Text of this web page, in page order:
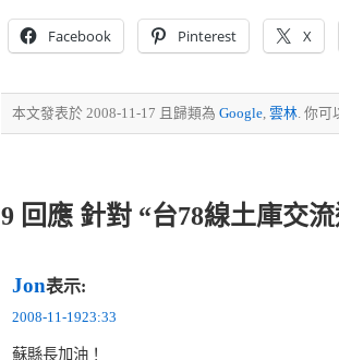
Facebook Pinterest X
本文發表於 2008-11-17 且歸類為 Google, 雲林. 你可
9 回應 針對 “台78線土庫交
Jon表示:
2008-11-1923:33
蘇縣長加油！